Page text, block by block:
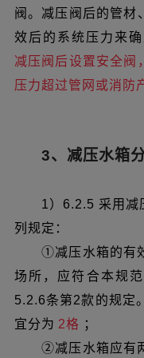
阀。减压阀后的管材
效后的系统压力来
减压阀后设置安全阀
压力超过管网或消防
3、减压水箱
1）6.2.5 采用减
列规定：
①减压水箱的有
场所，应符合本规
5.2.6条第2款的规定
宜分为 2格 ；
②减压水箱应有